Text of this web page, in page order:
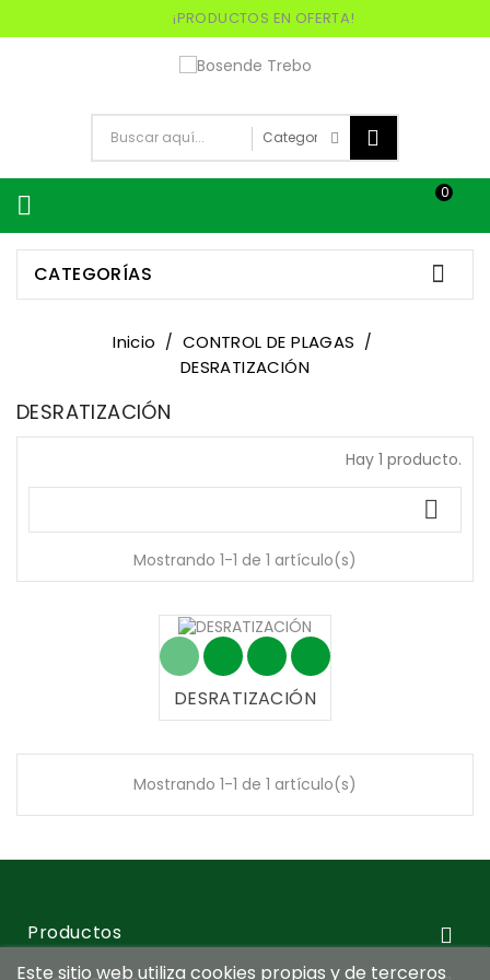
¡PRODUCTOS EN OFERTA!
 0
CATEGORÍAS 
Inicio
CONTROL DE PLAGAS
DESRATIZACIÓN
DESRATIZACIÓN
Hay 1 producto.

Mostrando 1-1 de 1 artículo(s)
DESRATIZACIÓN
Mostrando 1-1 de 1 artículo(s)
Productos 
Este sitio web utiliza cookies propias y de terceros